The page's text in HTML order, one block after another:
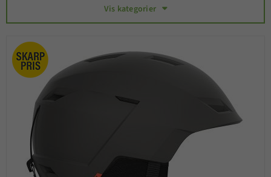
Vis kategorier 